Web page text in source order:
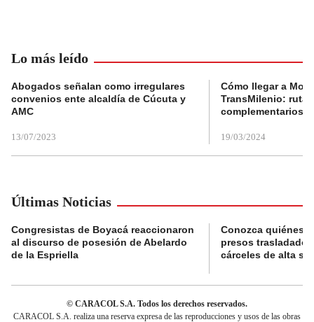
Lo más leído
Abogados señalan como irregulares
convenios ente alcaldía de Cúcuta y
AMC
13/07/2023
Cómo llegar a
TransMilenio:
complementarios
19/03/2024
Últimas Noticias
Congresistas de Boyacá reaccionaron
al discurso de posesión de Abelardo
de la Espriella
Conozca quiénes
presos
cárceles de alta
© CARACOL S.A. Todos los derechos reservados.
CARACOL S.A. realiza una reserva expresa de las reproducciones y usos de las obras